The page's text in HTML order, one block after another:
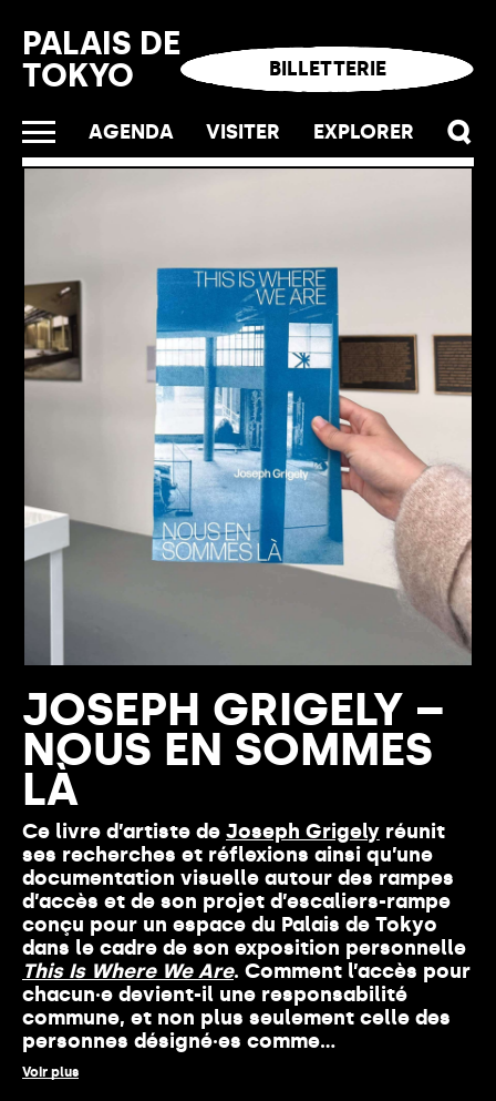
AGENDA VISITER EXPLORER
PALAIS DE
TOKYO
BILLETTERIE
JOSEPH GRIGELY –
NOUS EN SOMMES
LÀ
Ce livre d’artiste de Joseph Grigely réunit
ses recherches et réflexions ainsi qu’une
documentation visuelle autour des rampes
d’accès et de son projet d’escaliers-rampe
conçu pour un espace du Palais de Tokyo
dans le cadre de son exposition personnelle
This Is Where We Are. Comment l’accès pour
chacun·e devient-il une responsabilité
commune, et non plus seulement celle des
personnes désigné·es comme
«handicap
comprend un essai de l’artiste expliquant
Voir plus